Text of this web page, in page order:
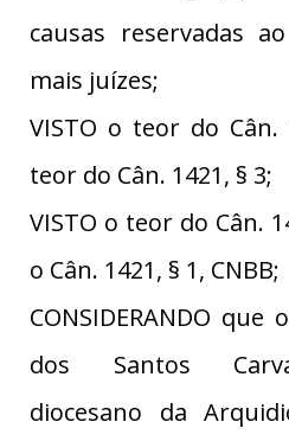
causas reservadas
mais juízes;
VISTO o teor do
teor do Cân. 1421, § 3;
VISTO o teor do Cân.
o Cân. 1421, § 1, CNBB;
CONSIDERANDO que
dos Santos
diocesano da